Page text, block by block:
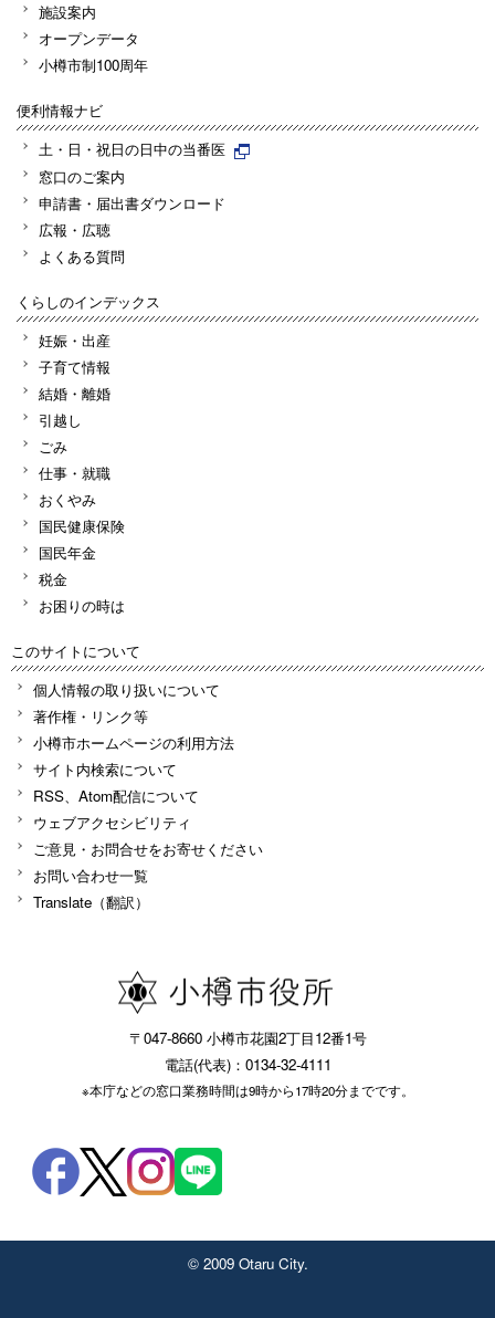
施設案内
オープンデータ
小樽市制100周年
便利情報ナビ
土・日・祝日の日中の当番医
窓口のご案内
申請書・届出書ダウンロード
広報・広聴
よくある質問
くらしのインデックス
妊娠・出産
子育て情報
結婚・離婚
引越し
ごみ
仕事・就職
おくやみ
国民健康保険
国民年金
税金
お困りの時は
このサイトについて
個人情報の取り扱いについて
著作権・リンク等
小樽市ホームページの利用方法
サイト内検索について
RSS、Atom配信について
ウェブアクセシビリティ
ご意見・お問合せをお寄せください
お問い合わせ一覧
Translate（翻訳）
〒047-8660 小樽市花園2丁目12番1号
電話(代表)：0134-32-4111
※本庁などの窓口業務時間は9時から17時20分までです。
© 2009 Otaru City.